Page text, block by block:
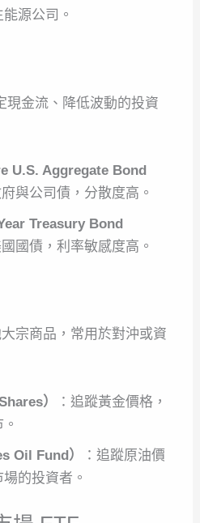
源公司。
現金流、降低波動的投資
U.S. Aggregate Bond
與公司債，分散度高。
Treasury Bond
國債，利率敏感度高。
宗商品，常用於對沖或資
）
：追蹤黃金價格，
Oil Fund）
：追蹤原油價
的投資者。